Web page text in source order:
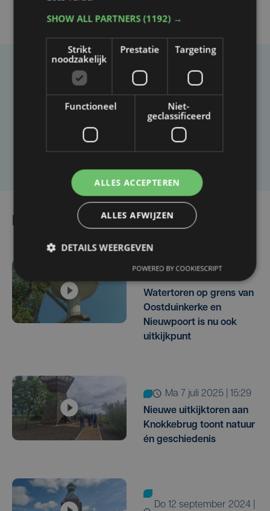
Taalfout opgemerkt?
Heb je een taal- of schrijffout opgemerkt in dit
artikel?
Laat het ons weten
Watertoren op grens van
Oostduinkerke en
Nieuwpoort is nu ook
uitkijkpunt
ma 7 juli 2025 | 15:29
Nieuwe uitkijktoren aan
Knokkebrug toont natuur
én geschiedenis
do 12 september 2024 |
SHOW ALL PARTNERS(1192) →
Strikt
noodzakelijk
Prestatie Targeting
Functioneel
Niet-
geclassificeerd
ALLES ACCEPTEREN
ALLES AFWIJZEN
DETAILS WEERGEVEN
POWERED BY COOKIESCRIPT